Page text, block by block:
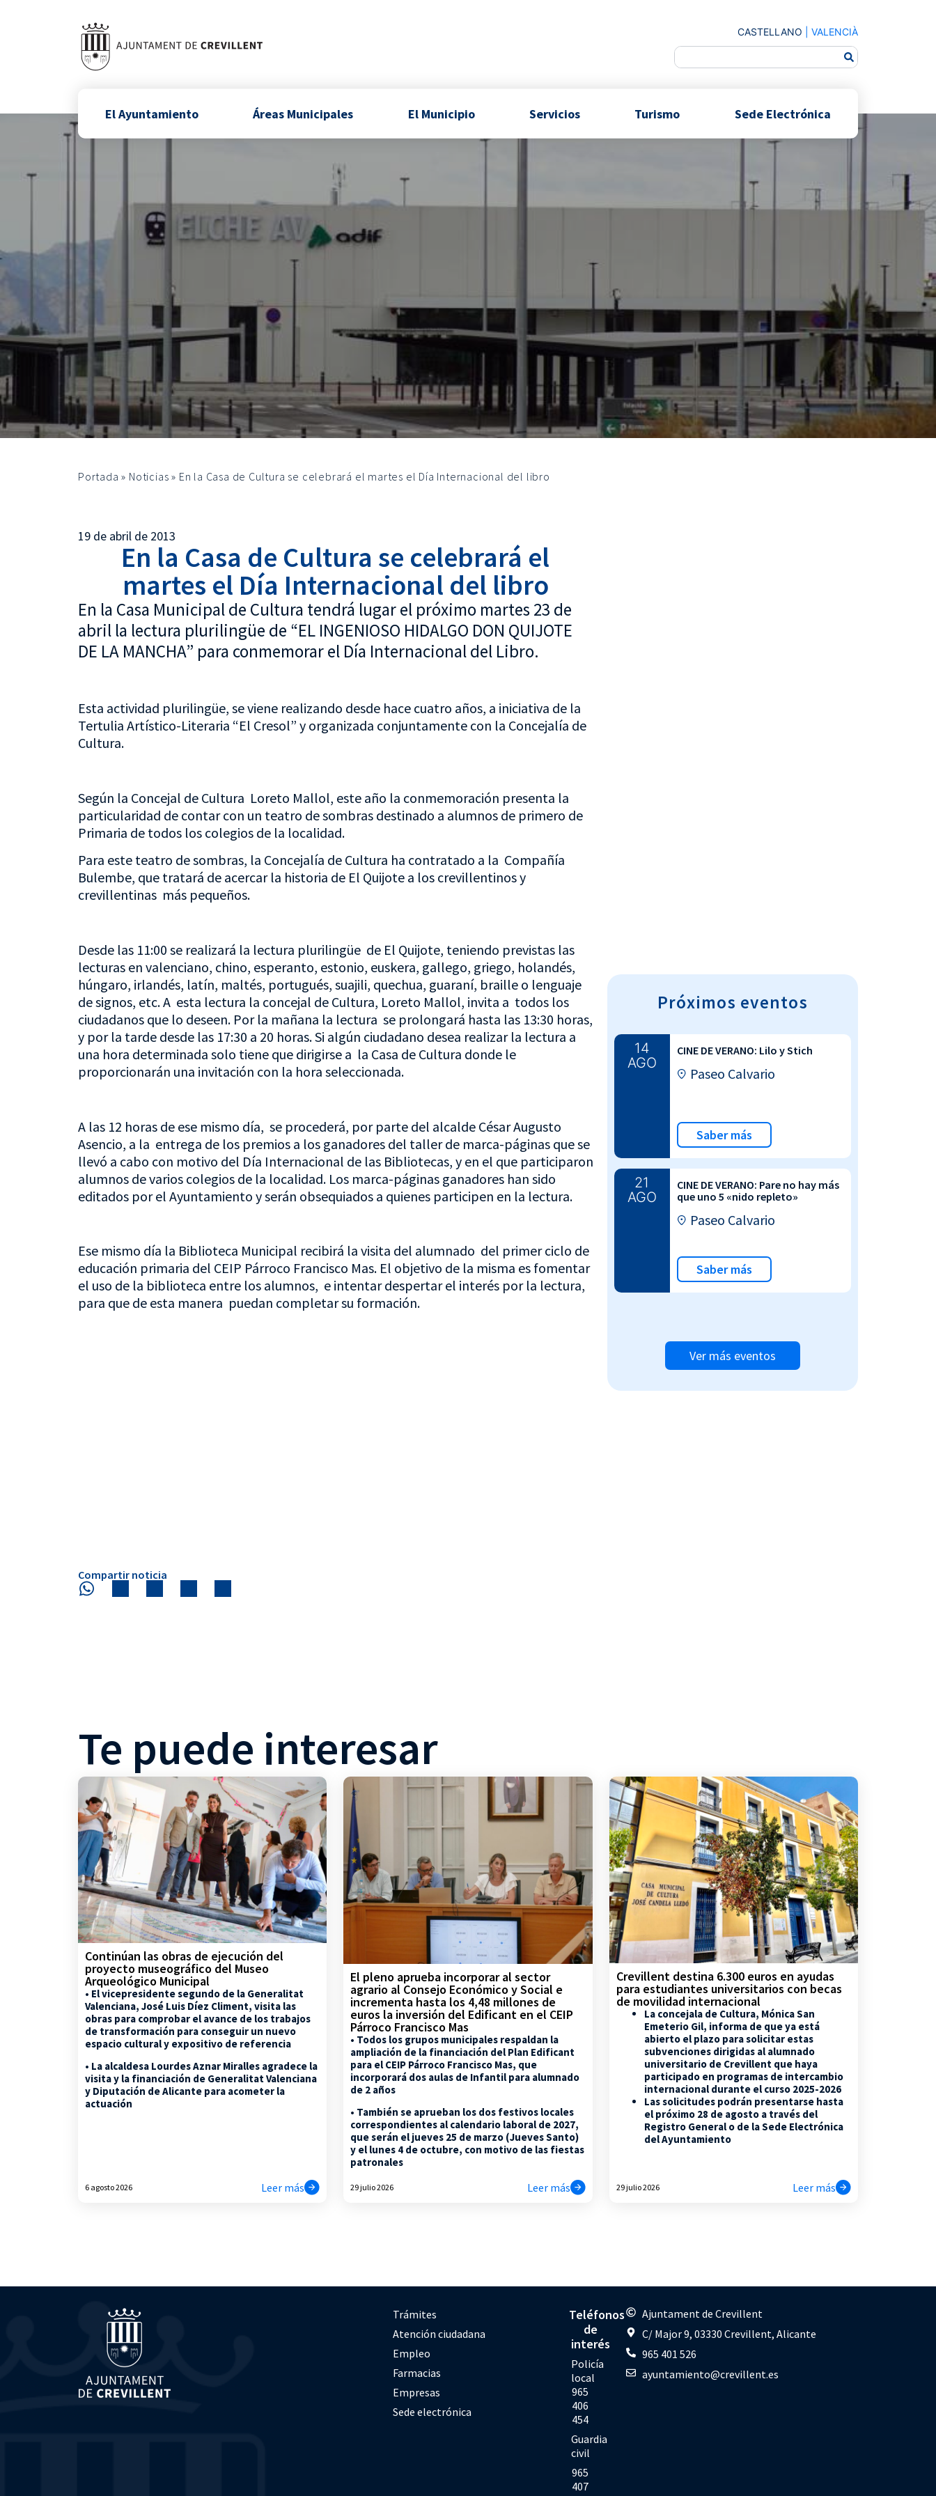
CASTELLANO VALENCIÀ
El Ayuntamiento Áreas Municipales El Municipio Servicios Turismo Sede Electrónica
Portada » Noticias » En la Casa de Cultura se celebrará el martes el Día Internacional del libro
19 de abril de 2013
En la Casa de Cultura se celebrará el
martes el Día Internacional del libro
En la Casa Municipal de Cultura tendrá lugar el próximo martes 23 de
abril la lectura plurilingüe de “EL INGENIOSO HIDALGO DON QUIJOTE
DE LA MANCHA” para conmemorar el Día Internacional del Libro.
Esta actividad plurilingüe, se viene realizando desde hace cuatro años, a iniciativa de la
Tertulia Artístico-Literaria “El Cresol” y organizada conjuntamente con la Concejalía de
Cultura.
Según la Concejal de Cultura Loreto Mallol, este año la conmemoración presenta la
particularidad de contar con un teatro de sombras destinado a alumnos de primero de
Primaria de todos los colegios de la localidad.
Para este teatro de sombras, la Concejalía de Cultura ha contratado a la Compañía
Bulembe, que tratará de acercar la historia de El Quijote a los crevillentinos y
crevillentinas más pequeños.
Desde las 11:00 se realizará la lectura plurilingüe de El Quijote, teniendo previstas las
lecturas en valenciano, chino, esperanto, estonio, euskera, gallego, griego, holandés,
húngaro, irlandés, latín, maltés, portugués, suajili, quechua, guaraní, braille o lenguaje
de signos, etc. A esta lectura la concejal de Cultura, Loreto Mallol, invita a todos los
ciudadanos que lo deseen. Por la mañana la lectura se prolongará hasta las 13:30 horas,
y por la tarde desde las 17:30 a 20 horas. Si algún ciudadano desea realizar la lectura a
una hora determinada solo tiene que dirigirse a la Casa de Cultura donde le
proporcionarán una invitación con la hora seleccionada.
A las 12 horas de ese mismo día, se procederá, por parte del alcalde César Augusto
Asencio, a la entrega de los premios a los ganadores del taller de marca-páginas que se
llevó a cabo con motivo del Día Internacional de las Bibliotecas, y en el que participaron
alumnos de varios colegios de la localidad. Los marca-páginas ganadores han sido
editados por el Ayuntamiento y serán obsequiados a quienes participen en la lectura.
Ese mismo día la Biblioteca Municipal recibirá la visita del alumnado del primer ciclo de
educación primaria del CEIP Párroco Francisco Mas. El objetivo de la misma es fomentar
el uso de la biblioteca entre los alumnos, e intentar despertar el interés por la lectura,
para que de esta manera puedan completar su formación.
Próximos eventos
14
AGO
CINE DE VERANO: Lilo y Stich
Paseo Calvario
Saber más
21
AGO
CINE DE VERANO: Pare no hay más
que uno 5 «nido repleto»
Paseo Calvario
Saber más
Ver más eventos
Compartir noticia
Te puede interesar
Continúan las obras de ejecución del
proyecto museográfico del Museo
Arqueológico Municipal
• El vicepresidente segundo de la Generalitat
Valenciana, José Luis Díez Climent, visita las
obras para comprobar el avance de los trabajos
de transformación para conseguir un nuevo
espacio cultural y expositivo de referencia
• La alcaldesa Lourdes Aznar Miralles agradece la
visita y la financiación de Generalitat Valenciana
y Diputación de Alicante para acometer la
actuación
6 agosto 2026 Leer más
El pleno aprueba incorporar al sector
agrario al Consejo Económico y Social e
incrementa hasta los 4,48 millones de
euros la inversión del Edificant en el CEIP
Párroco Francisco Mas
• Todos los grupos municipales respaldan la
ampliación de la financiación del Plan Edificant
para el CEIP Párroco Francisco Mas, que
incorporará dos aulas de Infantil para alumnado
de 2 años
• También se aprueban los dos festivos locales
correspondientes al calendario laboral de 2027,
que serán el jueves 25 de marzo (Jueves Santo)
y el lunes 4 de octubre, con motivo de las fiestas
patronales
29 julio 2026 Leer más
Crevillent destina 6.300 euros en ayudas
para estudiantes universitarios con becas
de movilidad internacional
La concejala de Cultura, Mónica San
Emeterio Gil, informa de que ya está
abierto el plazo para solicitar estas
subvenciones dirigidas al alumnado
universitario de Crevillent que haya
participado en programas de intercambio
internacional durante el curso 2025-2026
Las solicitudes podrán presentarse hasta
el próximo 28 de agosto a través del
Registro General o de la Sede Electrónica
del Ayuntamiento
29 julio 2026 Leer más
Trámites
Atención ciudadana
Empleo
Farmacias
Empresas
Sede electrónica
Teléfonos
de
interés
Policía
local
965
406
454
Guardia
civil
965
407
Ajuntament de Crevillent
C/ Major 9, 03330 Crevillent, Alicante
965 401 526
ayuntamiento@crevillent.es